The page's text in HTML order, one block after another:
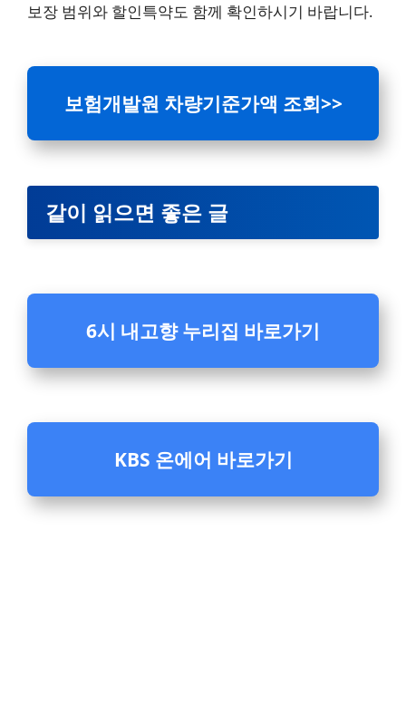
보장 범위와 할인특약도 함께 확인하시기 바랍니다.
보험개발원 차량기준가액 조회>>
같이 읽으면 좋은 글
6시 내고향 누리집 바로가기
KBS 온에어 바로가기